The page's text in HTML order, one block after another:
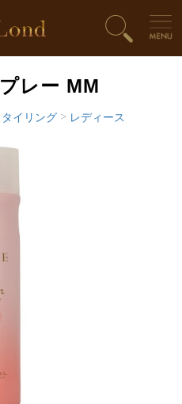
レー MM
イリング > レディース